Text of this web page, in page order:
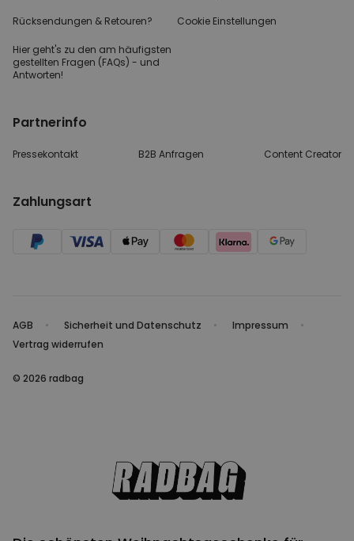
Rücksendungen & Retouren?
Hier geht's zu den am häufigsten
gestellten Fragen (FAQs) - und
Antworten!
Cookie Einstellungen
Partnerinfo
Pressekontakt B2B Anfragen Content Creator
Zahlungsart
AGB Sicherheit und Datenschutz
Impressum
Vertrag widerrufen
© 2026 radbag